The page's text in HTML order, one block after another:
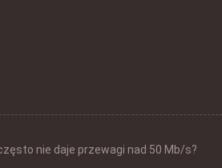
nie daje przewagi nad 50 Mb/s?